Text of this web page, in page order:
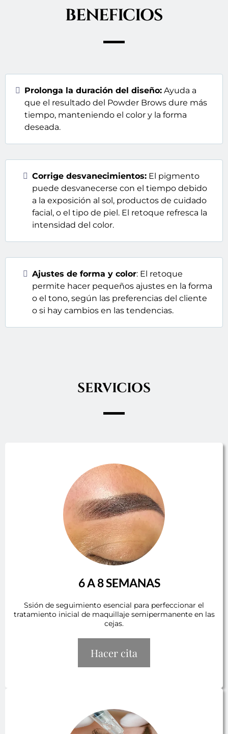
BENEFICIOS
Prolonga la duración del diseño: Ayuda a
que el resultado del Powder Brows dure más
tiempo, manteniendo el color y la forma
deseada.
Corrige desvanecimientos: El pigmento
puede desvanecerse con el tiempo debido
a la exposición al sol, productos de cuidado
facial, o el tipo de piel. El retoque refresca la
intensidad del color.
Ajustes de forma y color: El retoque
permite hacer pequeños ajustes en la forma
o el tono, según las preferencias del cliente
o si hay cambios en las tendencias.
SERVICIOS
6 A 8 SEMANAS
Ssión de seguimiento esencial para perfeccionar el
tratamiento inicial de maquillaje semipermanente en las
cejas.
Hacer cita